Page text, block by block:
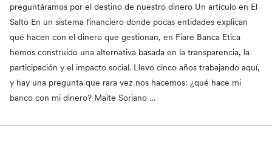
preguntáramos por el destino de nuestro dinero Un artículo en El
Salto En un sistema financiero donde pocas entidades explican
qué hacen con el dinero que gestionan, en Fiare Banca Etica
hemos construido una alternativa basada en la transparencia, la
participación y el impacto social. Llevo cinco años trabajando aquí,
y hay una pregunta que rara vez nos hacemos: ¿qué hace mi
banco con mi dinero? Maite Soriano …
Participación
proyectos financiados
Convenios
Crowdfunding